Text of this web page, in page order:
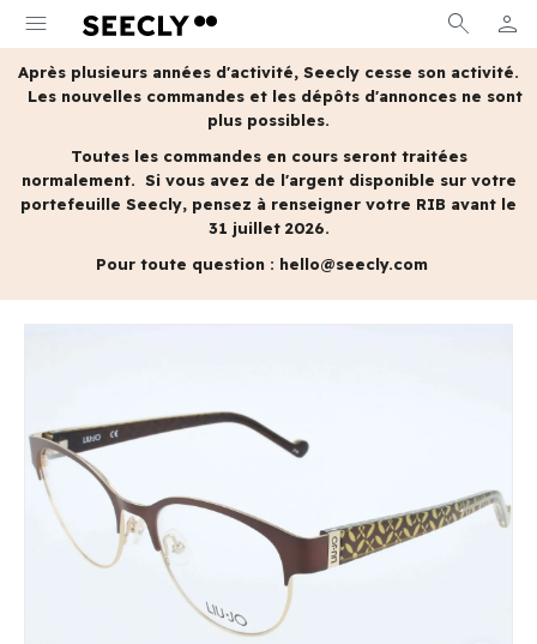
menu search person
MON
Après plusieurs années d'activité, Seecly cesse son activité.
Les nouvelles commandes et les dépôts d'annonces ne sont
plus possibles.
Toutes les commandes en cours seront traitées
normalement. Si vous avez de l'argent disponible sur votre
portefeuille Seecly, pensez à renseigner votre RIB avant le
31 juillet 2026.
Pour toute question : hello@seecly.com